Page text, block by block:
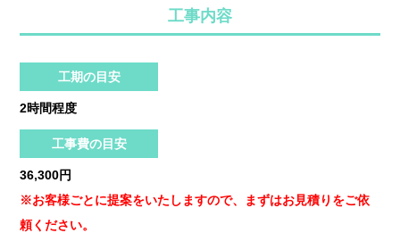
工事内容
工期の目安
2時間程度
工事費の目安
36,300円
※お客様ごとに提案をいたしますので、まずはお見積りをご依
頼ください。